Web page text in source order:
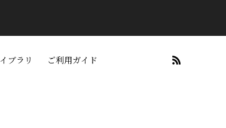
ブラリ ご利用ガイド